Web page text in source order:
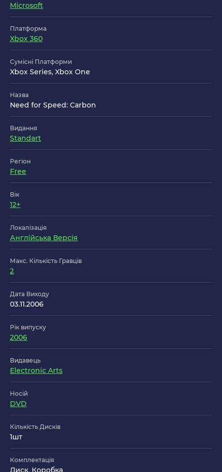
Microsoft
Платформа
Xbox 360
Сумісні Платформи
Xbox Series, Xbox One
Назва
Need for Speed: Carbon
Видання
Standart
Регіон
Free
Вік
12+
Локалізація
Англійська Версія
Макс. Кількість Гравців
2
Дата Виходу
03.11.2006
Рік випуску
2006
Видавець
Electronic Arts
Носій
DVD
Кількість Дисків
1шт
Комплектація
Диск, Коробка